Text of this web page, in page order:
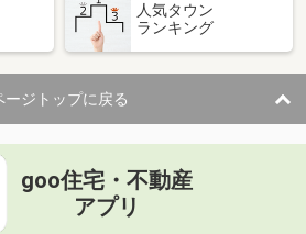
人気タウン
ランキング
ージトップに戻る
goo住宅・不動産
アプリ